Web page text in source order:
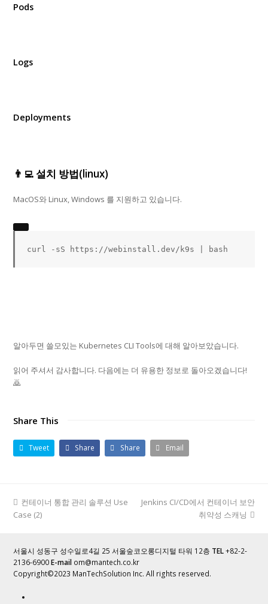
Pods
Logs
Deployments
👨‍💻 설치 방법(linux)
MacOS와 Linux, Windows 를 지원하고 있습니다.
curl -sS https://webinstall.dev/k9s bash
알아두면 쓸모있는 Kubernetes CLI Tools에 대해 알아보았습니다.
읽어 주셔서 감사합니다. 다음에는 더 유용한 정보로 돌아오겠습니다!
🙇
Share This
Tweet Share Share Email
previous
post:
컨테이너 통합 관리 솔루션 Use
Case (2)
next
Jenkins CI/CD에서 컨테이너 보안
취약성 스캐닝
서울시 성동구 성수일로4길 25 서울숲코오롱디지털 타워 12층 TEL+82-2-
2136-6900E-mail om@mantech.co.kr
Copyright©2023 ManTechSolution Inc. All rights reserved.